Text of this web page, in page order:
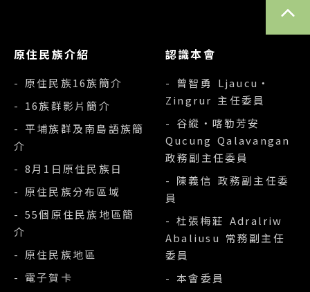
原住民族介紹
- 原住民族16族簡介
- 16族群影片簡介
- 平埔族群及南島語族簡
介
- 8月1日原住民族日
- 原住民族分布區域
- 55個原住民族地區簡
介
- 原住民族地區
- 電子賀卡
認識本會
- 曾智勇 Ljaucu‧
Zingrur 主任委員
- 谷縱‧喀勒芳安
Qucung Qalavangan
政務副主任委員
- 陳義信 政務副主任委
員
- 杜張梅莊 Adralriw
Abaliusu 常務副主任
委員
- 本會委員